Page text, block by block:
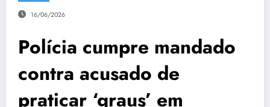
16/06/2026
Polícia cumpre mandado
contra acusado de
praticar ‘graus’ em